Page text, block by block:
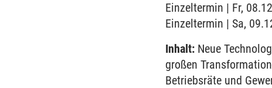
Einzeltermin | Fr,
Einzeltermin | Sa,
Inhalt: Neue
großen
Betriebsräte und